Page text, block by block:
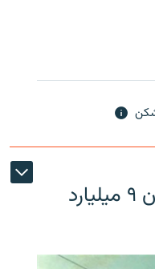
بانک مرکزی ایران گم شدن ۹ میلیارد